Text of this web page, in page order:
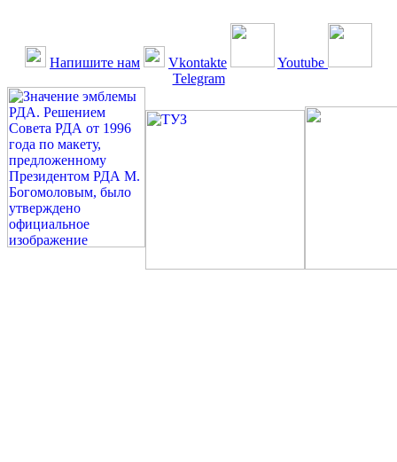
Напишите нам Vkontakte
Youtube
Telegram